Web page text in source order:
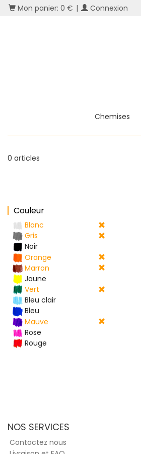
Mon panier: 0 € | Connexion
Chemises
0 articles
Couleur
Blanc
Gris
Noir
Orange
Marron
Jaune
Vert
Bleu clair
Bleu
Mauve
Rose
Rouge
NOS SERVICES
Contactez nous